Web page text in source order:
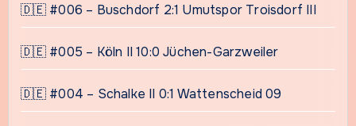
🇩🇪 #006 – Buschdorf 2:1 Umutspor Troisdorf III
🇩🇪 #005 – Köln II 10:0 Jüchen-Garzweiler
🇩🇪 #004 – Schalke II 0:1 Wattenscheid 09